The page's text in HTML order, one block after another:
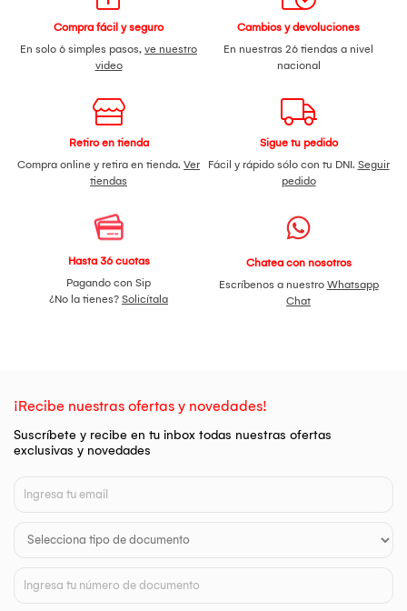
Compra fácil y seguro
En solo 6 simples pasos, ve nuestro
video
Cambios y devoluciones
En nuestras 26 tiendas a nivel
nacional
Retiro en tienda
Compra online y retira en tienda. Ver
tiendas
Sigue tu pedido
Fácil y rápido sólo con tu DNI. Seguir
pedido
Hasta 36 cuotas
Pagando con Sip
¿No la tienes? Solicítala
Chatea con nosotros
Escríbenos a nuestro Whatsapp
Chat
¡Recibe nuestras ofertas y novedades!
Suscríbete y recibe en tu inbox todas nuestras ofertas
exclusivas y novedades